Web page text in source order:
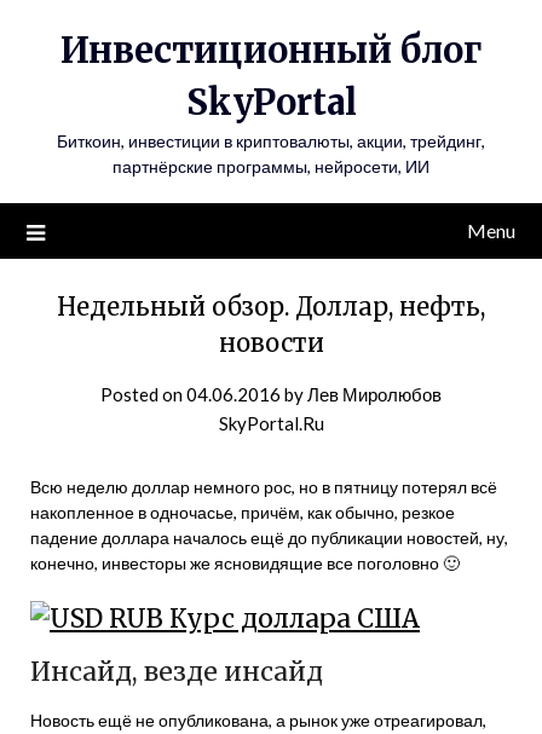
Инвестиционный блог
SkyPortal
Биткоин, инвестиции в криптовалюты, акции, трейдинг,
партнёрские программы, нейросети, ИИ
Menu
Недельный обзор. Доллар, нефть,
новости
Posted on04.06.2016 byЛев Миролюбов
SkyPortal.Ru
Всю неделю доллар немного рос, но в пятницу потерял всё
накопленное в одночасье, причём, как обычно, резкое
падение доллара началось ещё до публикации новостей, ну,
конечно, инвесторы же ясновидящие все поголовно 🙂
Инсайд, везде инсайд
Новость ещё не опубликована, а рынок уже отреагировал,